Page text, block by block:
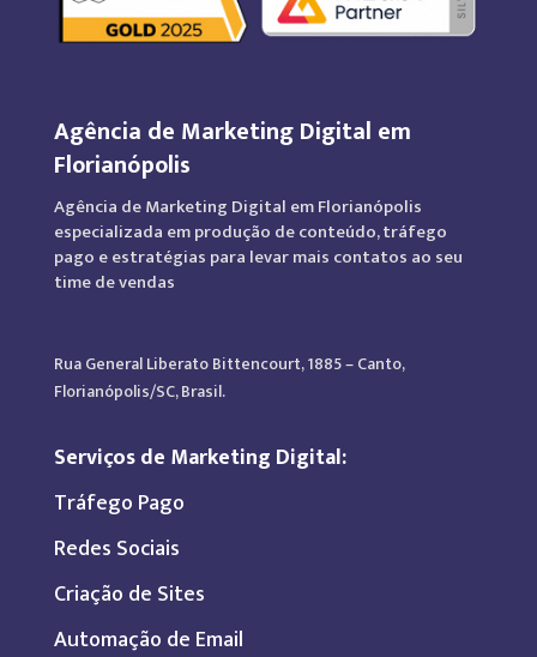
Agência de Marketing Digital em
Florianópolis
Agência de Marketing Digital em Florianópolis
especializada em produção de conteúdo, tráfego
pago e estratégias para levar mais contatos ao seu
time de vendas
Rua General Liberato Bittencourt, 1885 – Canto,
Florianópolis/SC, Brasil.
Serviços de Marketing Digital:
Tráfego Pago
Redes Sociais
Criação de Sites
Automação de Email